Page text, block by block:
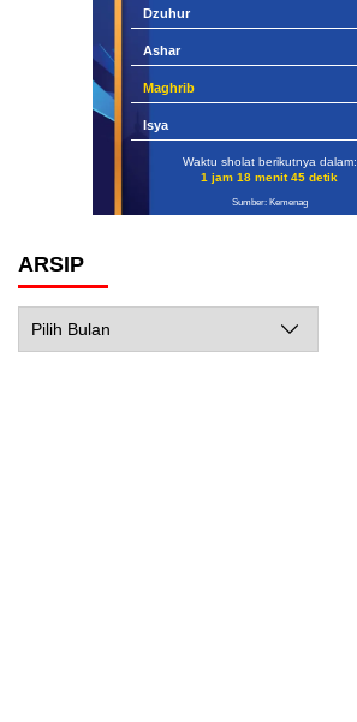
Dzuhur
Ashar
Maghrib
Isya
Waktu sholat berikutnya dalam:
1 jam 18 menit 44 detik
Sumber: Kemenag
ARSIP